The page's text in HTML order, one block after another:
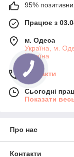
95%
Працює з
м. Одеса
Україна, м.
Україна
Контакти
Сьогодні
Показати
Про нас
Контакти